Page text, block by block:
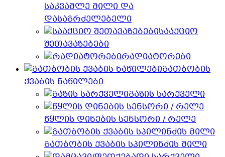
საკვამლე მილი და
დასაგრძელებელი
სააქციო
შეთავაზებები
რადიატორები
გათბობის
ქვაბის ნაწილები
გაზის სარქველი
წყლის დინების სენსორი / რელე
გათბობის ქვაბის სპილინძის მილი